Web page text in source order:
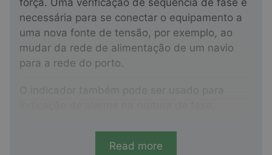
força. Uma verificação de sequência de fase é
necessária para se conectar o equipamento a
uma nova fonte de tensão, por exemplo, ao
mudar da rede de alimentação de um navio
para a rede do porto.
O RMT-111Q96 vem equipado com dois LEDs
na frente para indicação do estado de fase.
Read more